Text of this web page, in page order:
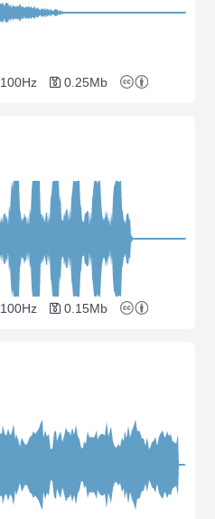
0.25Mb
0.15Mb